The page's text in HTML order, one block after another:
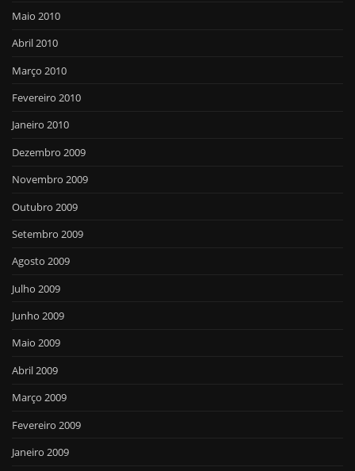
Maio 2010
Abril 2010
Março 2010
Fevereiro 2010
Janeiro 2010
Dezembro 2009
Novembro 2009
Outubro 2009
Setembro 2009
Agosto 2009
Julho 2009
Junho 2009
Maio 2009
Abril 2009
Março 2009
Fevereiro 2009
Janeiro 2009